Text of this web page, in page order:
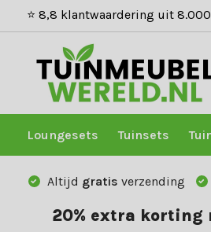
⭐ 8,8 klantwaardering uit
Loungesets Tuinsets
Altijd gratis verzending
20% extra korting